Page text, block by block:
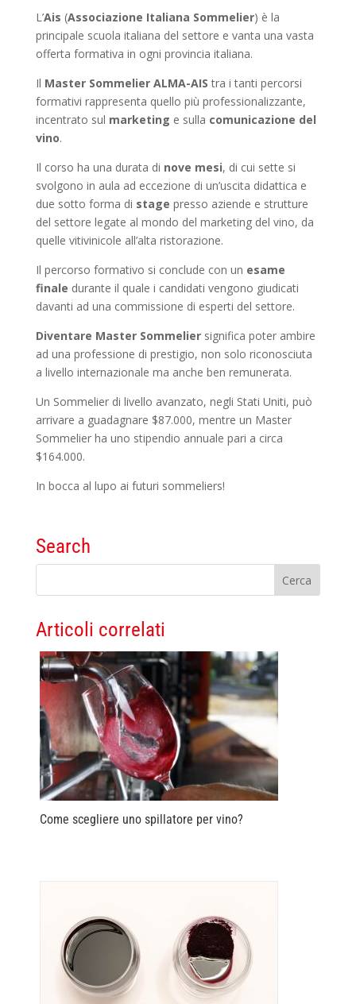
L’Ais (Associazione Italiana Sommelier) è la
principale scuola italiana del settore e vanta una vasta
offerta formativa in ogni provincia italiana.
Il Master Sommelier ALMA-AIS tra i tanti percorsi
formativi rappresenta quello più professionalizzante,
incentrato sul marketing e sulla comunicazione del
vino.
Il corso ha una durata di nove mesi, di cui sette si
svolgono in aula ad eccezione di un’uscita didattica e
due sotto forma di stage presso aziende e strutture
del settore legate al mondo del marketing del vino, da
quelle vitivinicole all’alta ristorazione.
Il percorso formativo si conclude con un esame
finale durante il quale i candidati vengono giudicati
davanti ad una commissione di esperti del settore.
Diventare Master Sommeliersignifica poter ambire
ad una professione di prestigio, non solo riconosciuta
a livello internazionale ma anche ben remunerata.
Un Sommelier di livello avanzato, negli Stati Uniti, può
arrivare a guadagnare $87.000, mentre un Master
Sommelier ha uno stipendio annuale pari a circa
$164.000.
In bocca al lupo ai futuri sommeliers!
Search
Articoli correlati
Come scegliere uno spillatore per vino?